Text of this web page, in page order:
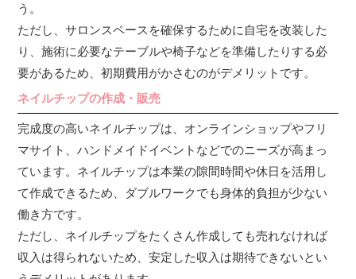
う。
ただし、サロンスペースを確保するために自宅を改装した
り、施術に必要なテーブルや椅子などを準備したりする必
要があるため、初期費用がかさむのがデメリットです。
ネイルチップの作成・販売
完成度の高いネイルチップは、オンラインショップやフリ
マサイト、ハンドメイドイベントなどでのニーズが高まっ
ています。ネイルチップは本業の隙間時間や休日を活用し
て作成できるため、ダブルワークでも身体的負担が少ない
働き方です。
ただし、ネイルチップをたくさん作成しても売れなければ
収入は得られないため、安定した収入は期待できないとい